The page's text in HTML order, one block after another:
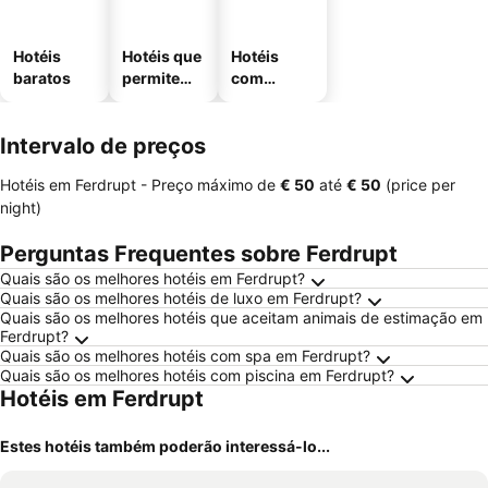
Hotéis
baratos
Hotéis que
permitem
Hotéis
com
Intervalo de preços
Hotéis em Ferdrupt - Preço máximo de ‎€ 50 até ‎€ 50 (price per
night)
Perguntas Frequentes sobre Ferdrupt
Quais são os melhores hotéis em Ferdrupt?
Quais são os melhores hotéis de luxo em Ferdrupt?
Quais são os melhores hotéis que aceitam animais de estimação em
Ferdrupt?
Quais são os melhores hotéis com spa em Ferdrupt?
Quais são os melhores hotéis com piscina em Ferdrupt?
Hotéis em Ferdrupt
Estes hotéis também poderão interessá-lo...